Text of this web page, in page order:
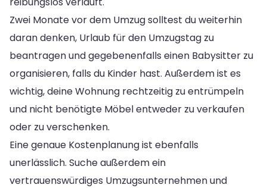
Zwei Monate vor dem Umzug solltest du weiterhin
daran denken, Urlaub für den Umzugstag zu
beantragen und gegebenenfalls einen Babysitter zu
organisieren, falls du Kinder hast. Außerdem ist es
wichtig, deine Wohnung rechtzeitig zu entrümpeln
und nicht benötigte Möbel entweder zu verkaufen
oder zu verschenken.
Eine genaue Kostenplanung ist ebenfalls
unerlässlich. Suche außerdem ein
vertrauenswürdiges Umzugsunternehmen und